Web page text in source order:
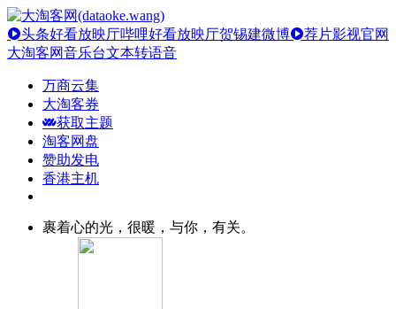
头条好看放映厅哔哩好看放映厅贺锡建微博
荐片影视官网
大淘客网音乐台文本转语音
万商云集
大淘客券
获取主题
淘客网盘
赞助发电
香港主机
裹着心的光，很暖，与你，有关。